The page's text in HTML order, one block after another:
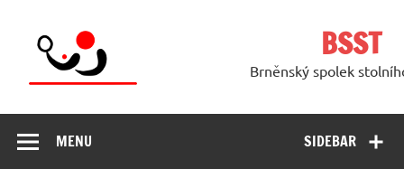
content
BSST
Brněnský spolek
SIDEBAR
MENU